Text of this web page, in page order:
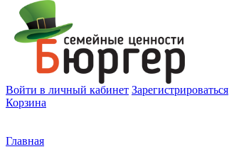
Войти в личный кабинет Зарегистрироваться
Корзина
Главная